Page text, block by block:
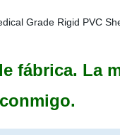
fábrica. La